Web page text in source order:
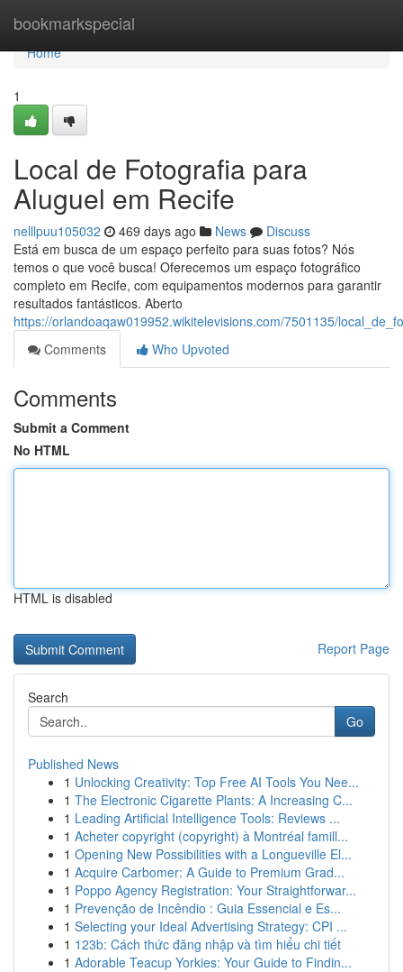
bookmarkspecial
Home
Home
1
Local de Fotografia para
Aluguel em Recife
nelllpuu105032 469 days ago News
Discuss
Está em busca de um espaço perfeito para suas fotos? Nós
temos o que você busca! Oferecemos um espaço fotográfico
completo em Recife, com equipamentos modernos para garantir
resultados fantásticos. Aberto
https://orlandoaqaw019952.wikitelevisions.com/7501135/
Comments
Who Upvoted
Comments
Submit a Comment
No HTML
HTML is disabled
Report Page
Search
Go
Published News
1 Unlocking Creativity: Top Free AI Tools You Nee...
1 The Electronic Cigarette Plants: A Increasing C...
1 Leading Artificial Intelligence Tools: Reviews ...
1 Acheter copyright (copyright) à Montréal famill...
1 Opening New Possibilities with a Longueville El...
1 Acquire Carbomer: A Guide to Premium Grad...
1 Poppo Agency Registration: Your Straightforwar...
1 Prevenção de Incêndio : Guia Essencial e Es...
1 Selecting your Ideal Advertising Strategy: CPI ...
1 123b: Cách thức đăng nhập và tìm hiểu chi tiết
1 Adorable Teacup Yorkies: Your Guide to Findin...